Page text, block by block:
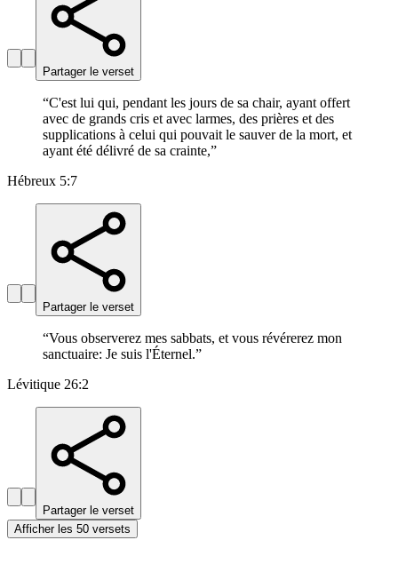
Partager le verset
“C'est lui qui, pendant les jours de sa chair, ayant offert
avec de grands cris et avec larmes, des prières et des
supplications à celui qui pouvait le sauver de la mort, et
ayant été délivré de sa crainte,”
Hébreux 5:7
Partager le verset
“Vous observerez mes sabbats, et vous révérerez mon
sanctuaire: Je suis l'Éternel.”
Lévitique 26:2
Partager le verset
Afficher les 50 versets